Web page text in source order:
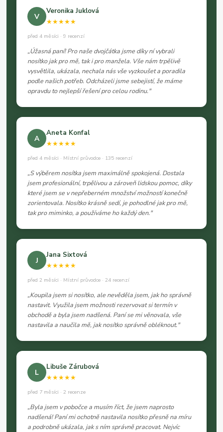
V
Veronika Juklová
★★★★★
před 4 měsíci · 9 recenzí
„Úžasná paní! Pro naše dvojčátka jsme díky ní vybrali
nosítko jak pro mě, tak i pro manžela. Vše nám trpělivě
vysvětlila, ukázala, nechala nás vše vyzkoušet a poradila
podle našich potřeb. Odcházeli jsme sebejistí, že máme
opravdu to nejlepší řešení pro celou rodinu."
A
Aneta Konfal
★★★★★
před 4 měsíci · Místní průvodce · 135 recenzí
„S výběrem nosítka jsem maximálně spokojená. Dostala
jsem profesionální, trpělivou a zároveň lidskou pomoc, díky
které jsem se v nepřeberném množství možností konečně
zorientovala. Nosítko krásně sedí, je pohodlné jak pro mě,
tak pro miminko, a používáme ho každý den."
J
Jana Sixtová
★★★★★
před 2 měsíci · Místní průvodce · 24 recenzí
„Koupila jsem si nosítko, ale nevěděla jsem, jak ho správně
nastavit. Využila jsem možnosti rezervovat si termín v
obchodě a byla jsem nadšená. Paní se mi věnovala, vše
nastavila a naučila mě, jak nosítko správně obléknout."
L
Libuše Zárubová
★★★★★
před 7 měsíci · 2 recenze
„Byla jsem v pobočce a musím říct, že jsem naprosto
nadšená! Paní mi ochotně nastavila nosítko přesně na míru
a podrobně ukázala, jak s ním správně pracovat. Nejvíc